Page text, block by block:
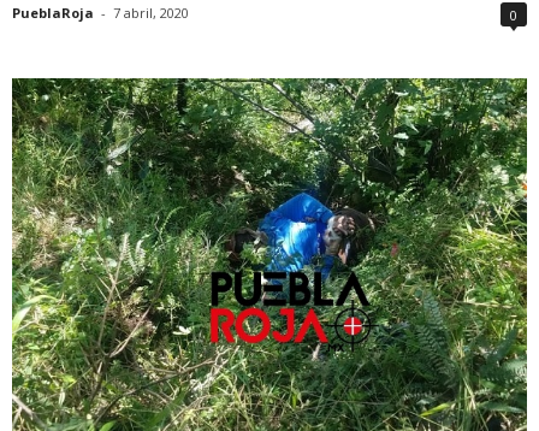
PueblaRoja - 7 abril, 2020 0